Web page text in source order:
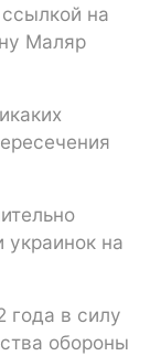
на
Маляр
украинок на
года в силу
обороны